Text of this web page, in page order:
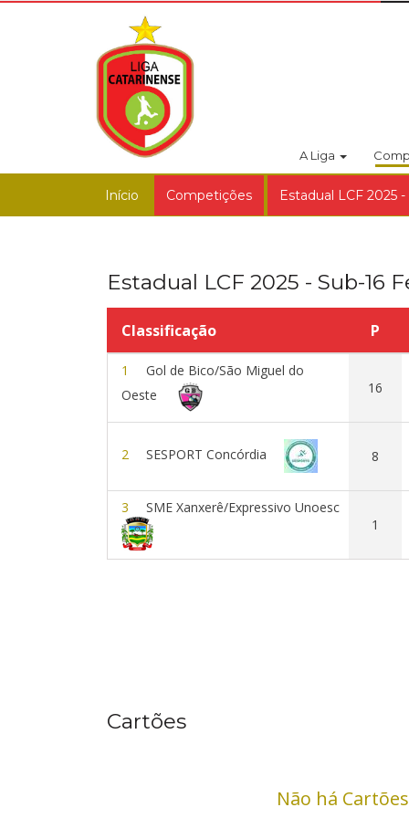
A Liga
Início Competições Estadual LCF 2025
Estadual LCF 2025 - Sub-16
Classificação P
1
Gol de Bico/São Miguel do
Oeste
16
2 SESPORT Concórdia 8
3
SME Xanxerê/Expressivo Unoesc
1
Cartões
Não há